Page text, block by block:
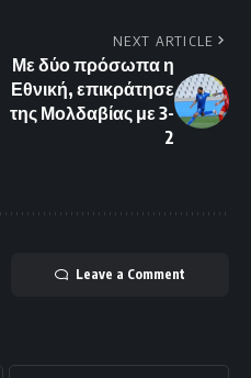
NEXT ARTICLE
Με δύο πρόσωπα η
Εθνική, επικράτησε
της Μολδαβίας με 3-
2
Leave a Comment